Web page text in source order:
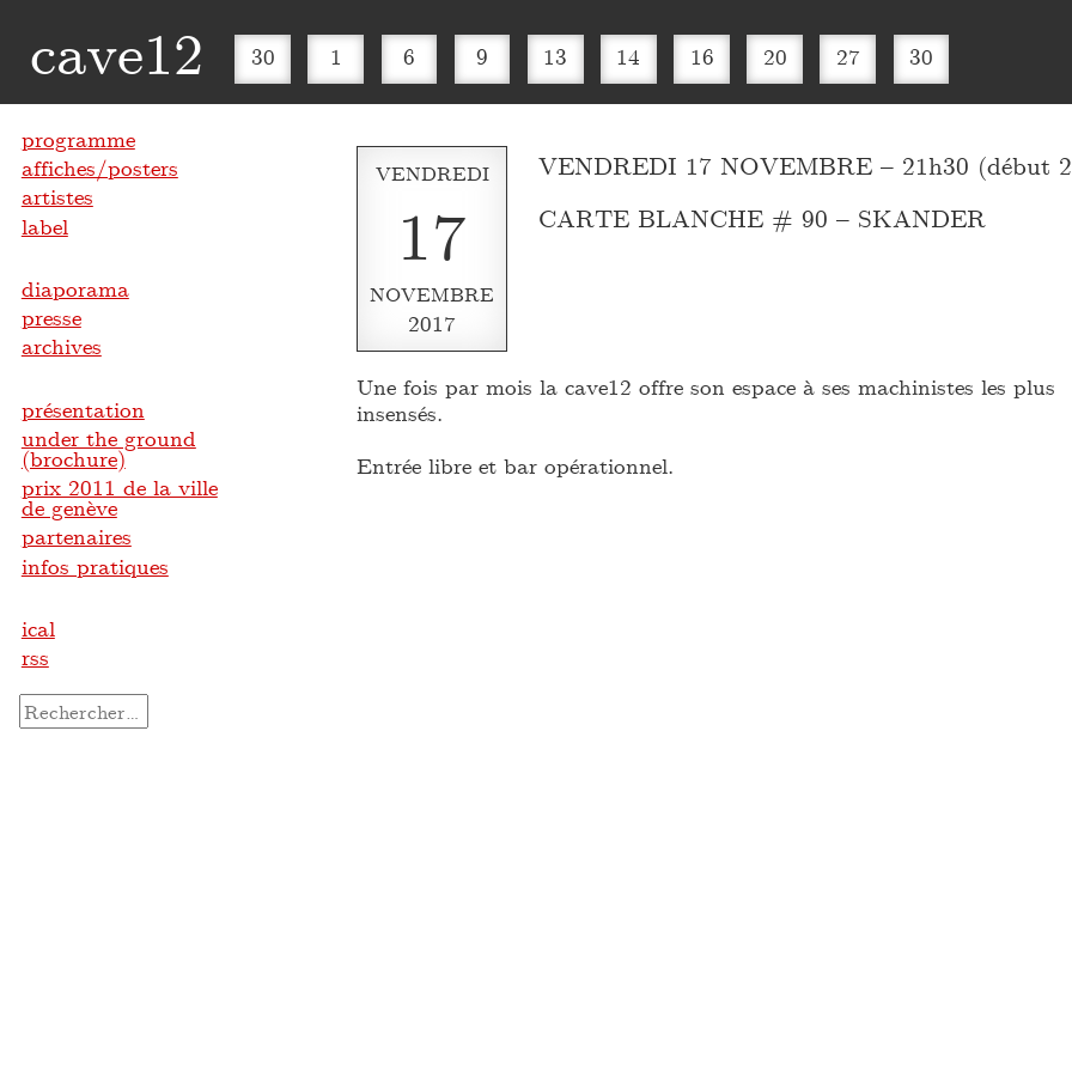
cave12 30 1 6 9 13 14 16 20 27 30
VENDREDI
17
NOVEMBRE
2017
VENDREDI 17 NOVEMBRE – 21h30 (début
CARTE BLANCHE # 90 – SKANDER
Une fois par mois la cave12 offre son espace à ses machinistes les plus
insensés.
Entrée libre et bar opérationnel.
programme
affiches/posters
artistes
label
diaporama
presse
archives
présentation
under the ground
(brochure)
prix 2011 de la ville
de genève
partenaires
infos pratiques
ical
rss
Rechercher :